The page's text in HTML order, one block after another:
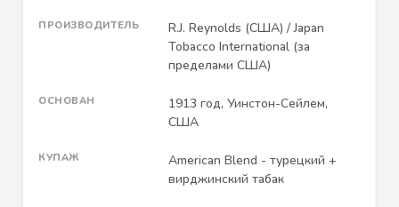
ПРОИЗВОДИТЕЛЬ
R.J. Reynolds (США) / Japan
Tobacco International (за
пределами США)
ОСНОВАН
1913 год, Уинстон-Сейлем,
США
КУПАЖ
American Blend - турецкий +
вирджинский табак